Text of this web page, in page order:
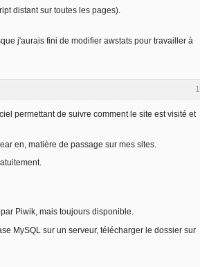
distant sur toutes les pages).
j'aurais fini de modifier awstats pour travailler à
1
permettant de suivre comment le site est visité et
en, matière de passage sur mes sites.
Piwik, mais toujours disponible.
MySQL sur un serveur, télécharger le dossier sur